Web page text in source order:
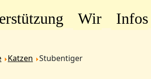
Wir Infos
Katzen Stubentiger